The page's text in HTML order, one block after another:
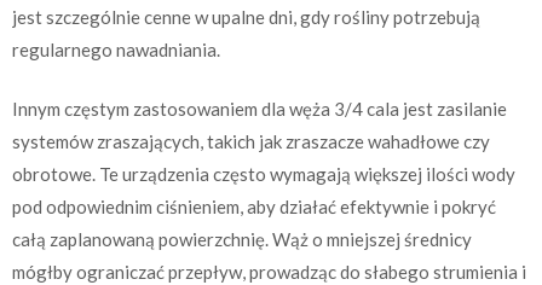
jest szczególnie cenne w upalne dni, gdy rośliny potrzebują
regularnego nawadniania.
Innym częstym zastosowaniem dla węża 3/4 cala jest zasilanie
systemów zraszających, takich jak zraszacze wahadłowe czy
obrotowe. Te urządzenia często wymagają większej ilości wody
pod odpowiednim ciśnieniem, aby działać efektywnie i pokryć
całą zaplanowaną powierzchnię. Wąż o mniejszej średnicy
mógłby ograniczać przepływ, prowadząc do słabego strumienia i